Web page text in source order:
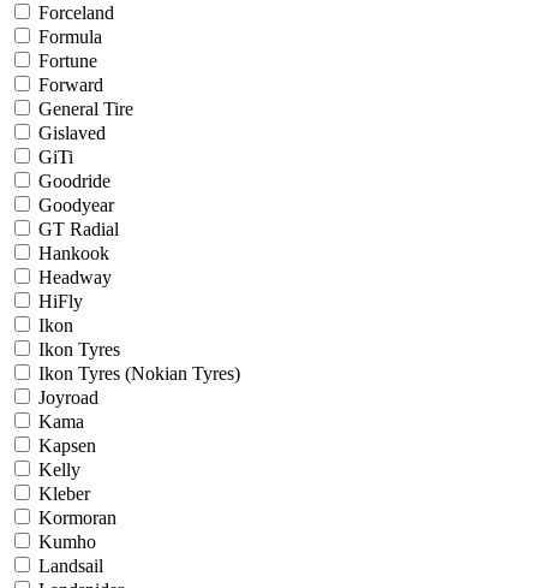
Forceland
Formula
Fortune
Forward
General Tire
Gislaved
GiTi
Goodride
Goodyear
GT Radial
Hankook
Headway
HiFly
Ikon
Ikon Tyres
Ikon Tyres (Nokian Tyres)
Joyroad
Kama
Kapsen
Kelly
Kleber
Kormoran
Kumho
Landsail